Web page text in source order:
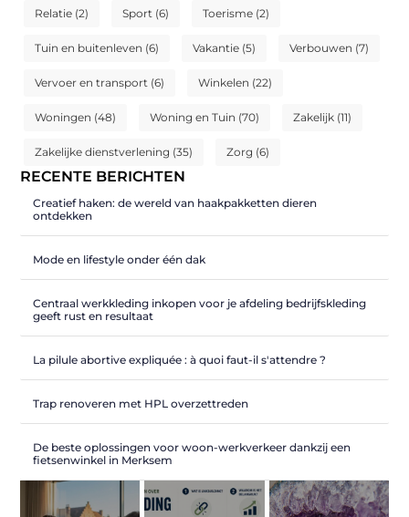
Relatie (2) Sport (6) Toerisme (2)
Tuin en buitenleven (6) Vakantie (5) Verbouwen (7)
Vervoer en transport (6) Winkelen (22)
Woningen (48) Woning en Tuin (70) Zakelijk (11)
Zakelijke dienstverlening (35) Zorg (6)
RECENTE BERICHTEN
Creatief haken: de wereld van haakpakketten dieren
ontdekken
Mode en lifestyle onder één dak
Centraal werkkleding inkopen voor je afdeling bedrijfskleding
geeft rust en resultaat
La pilule abortive expliquée : à quoi faut-il s'attendre ?
Trap renoveren met HPL overzettreden
De beste oplossingen voor woon-werkverkeer dankzij een
fietsenwinkel in Merksem